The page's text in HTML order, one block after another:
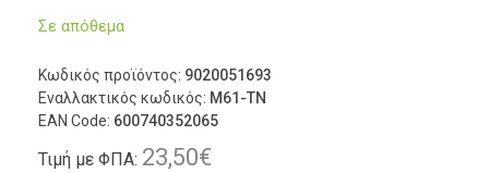
Σε απόθεμα
Κωδικός προϊόντος: 9020051693
Εναλλακτικός κωδικός: M61-TN
EAN Code: 600740352065
Τιμή με ΦΠΑ: 23,50€